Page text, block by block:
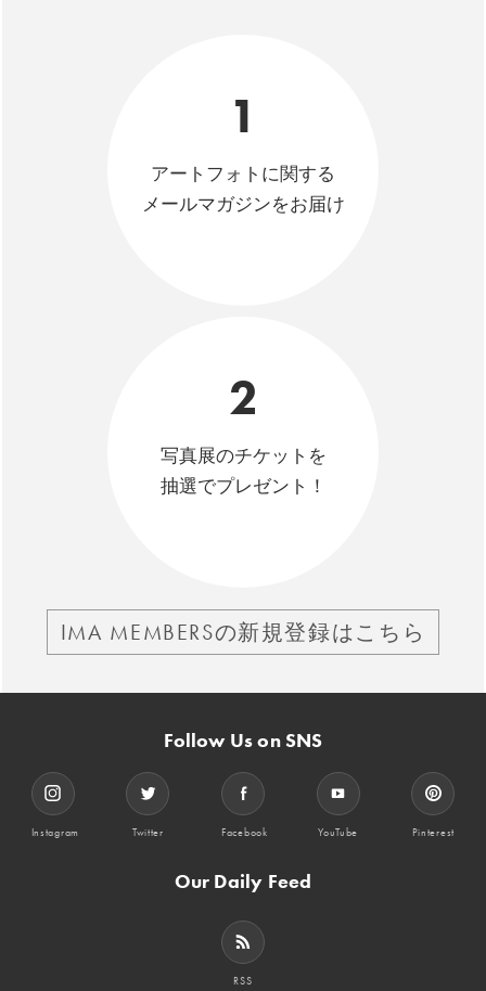
1
アートフォトに関する
メールマガジンをお届け
2
写真展のチケットを
抽選でプレゼント！
IMA MEMBERSの新規登録はこちら
Follow Us on SNS
Instagram Twitter Facebook YouTube Pinterest
Our Daily Feed
RSS